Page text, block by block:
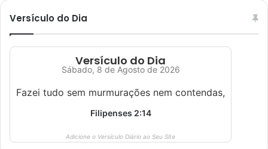
Versículo do Dia
Versículo do Dia
Sábado, 8 de Agosto de 2026
Fazei tudo sem murmurações nem contendas,
Filipenses 2:14
Adicione o Versículo Diário ao Seu Site